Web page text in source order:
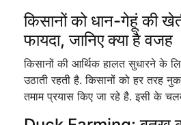
किसानों को धान-गेहूं की
फायदा, जानिए क्या है वजह
किसानों की आर्थिक हालत सुधारने के
उठाती रहती है. किसानों को हर तरह
तमाम प्रयास किए जा रहे है. इसी के